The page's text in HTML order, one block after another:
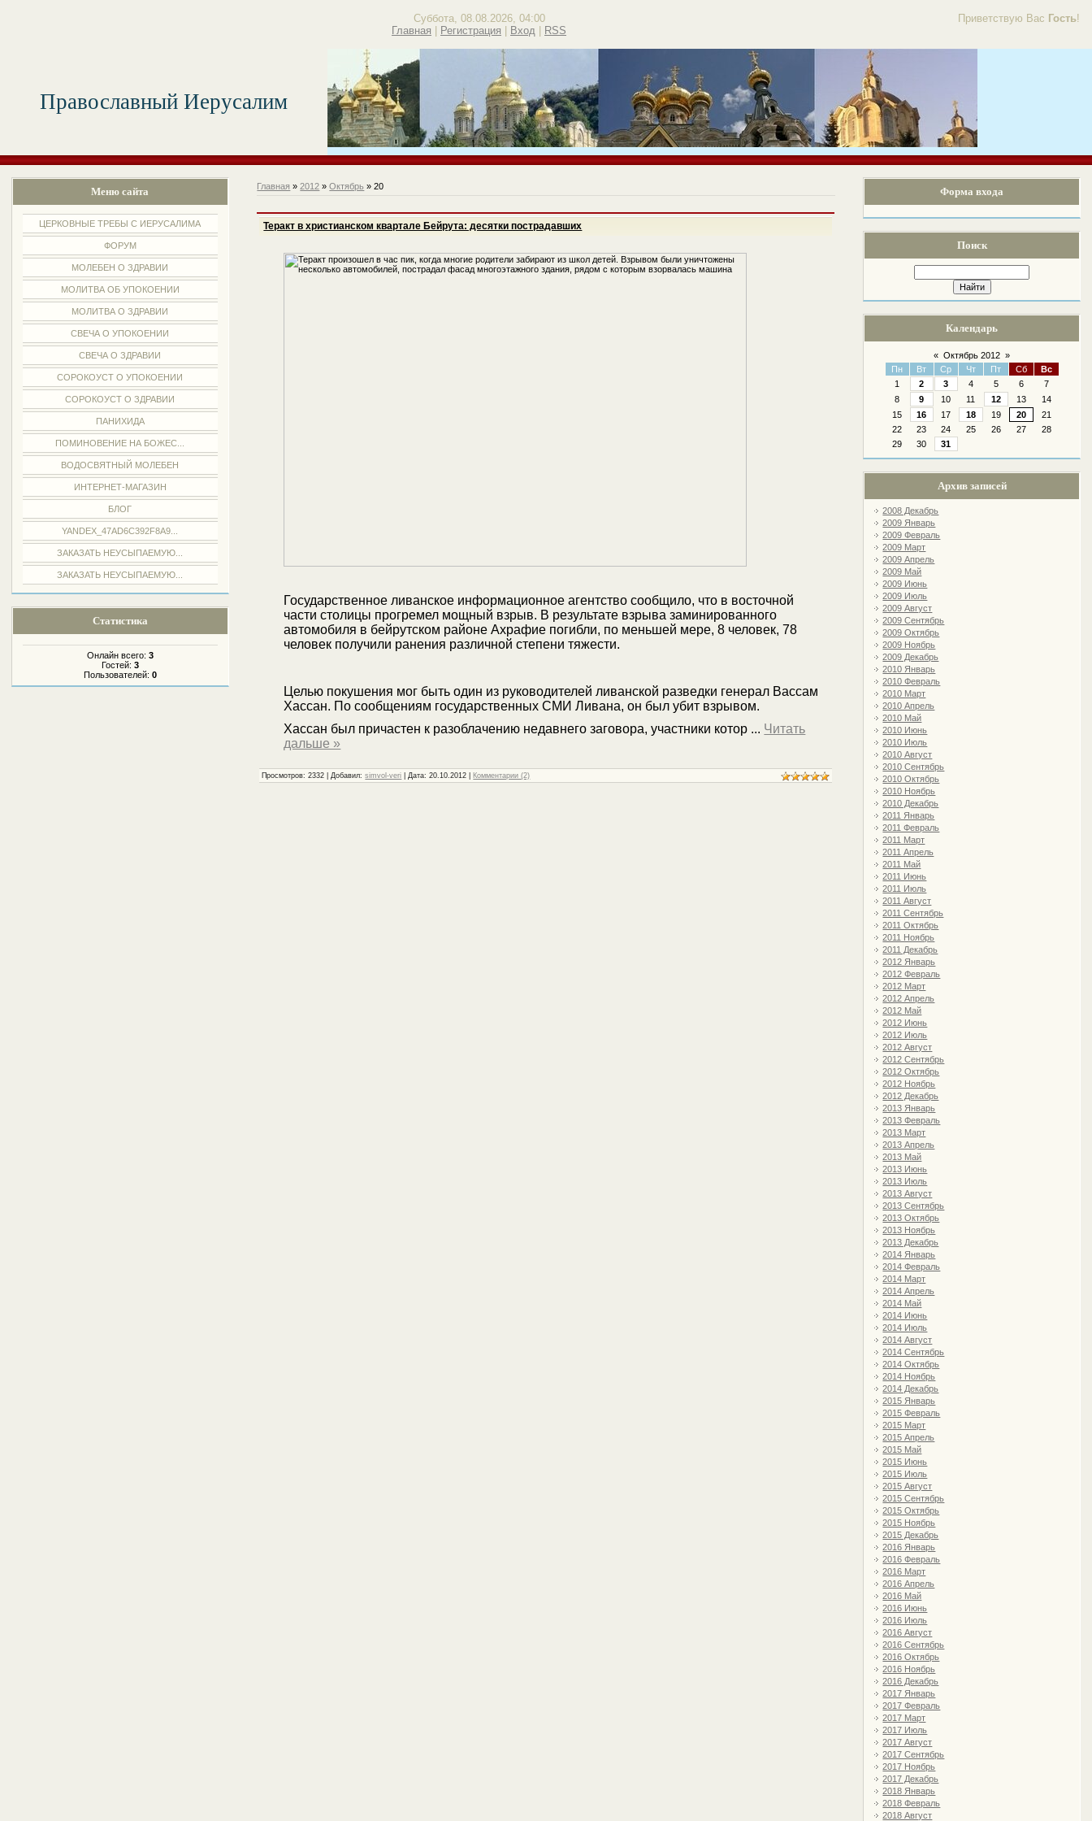
Приветствую Вас Гость!
Суббота, 08.08.2026, 04:00
Главная
Регистрация Вход RSS
Православный Иерусалим
Меню сайта
ЦЕРКОВНЫЕ ТРЕБЫ С ИЕРУСАЛИМА
ФОРУМ
МОЛЕБЕН О ЗДРАВИИ
МОЛИТВА ОБ УПОКОЕНИИ
МОЛИТВА О ЗДРАВИИ
СВЕЧА О УПОКОЕНИИ
СВЕЧА О ЗДРАВИИ
СОРОКОУСТ О УПОКОЕНИИ
СОРОКОУСТ О ЗДРАВИИ
ПАНИХИДА
ПОМИНОВЕНИЕ НА БОЖЕС...
ВОДОСВЯТНЫЙ МОЛЕБЕН
ИНТЕРНЕТ-МАГАЗИН
БЛОГ
YANDEX_47AD6C392F8A9...
ЗАКАЗАТЬ НЕУСЫПАЕМУЮ...
ЗАКАЗАТЬ НЕУСЫПАЕМУЮ...
Статистика
Онлайн всего: 3
Гостей: 3
Пользователей: 0
Форма входа
Поиск
Календарь
« Октябрь 2012 »
Пн
Вт Ср Чт Пт Сб
Вс
1
2 3 4 5 6
7
8
9 10 11 12 13
14
15
16 17 18 19 20
21
22
23 24 25 26 27
28
29
30 31
Архив записей
2008 Декабрь
2009 Январь
2009 Февраль
2009 Март
2009 Апрель
2009 Май
2009 Июнь
2009 Июль
2009 Август
2009 Сентябрь
2009 Октябрь
2009 Ноябрь
2009 Декабрь
2010 Январь
2010 Февраль
2010 Март
2010 Апрель
2010 Май
2010 Июнь
2010 Июль
2010 Август
2010 Сентябрь
2010 Октябрь
2010 Ноябрь
2010 Декабрь
2011 Январь
2011 Февраль
2011 Март
2011 Апрель
2011 Май
2011 Июнь
2011 Июль
2011 Август
2011 Сентябрь
2011 Октябрь
2011 Ноябрь
2011 Декабрь
2012 Январь
2012 Февраль
2012 Март
2012 Апрель
2012 Май
2012 Июнь
2012 Июль
2012 Август
2012 Сентябрь
2012 Октябрь
2012 Ноябрь
2012 Декабрь
2013 Январь
2013 Февраль
2013 Март
2013 Апрель
2013 Май
2013 Июнь
2013 Июль
2013 Август
2013 Сентябрь
2013 Октябрь
2013 Ноябрь
2013 Декабрь
2014 Январь
2014 Февраль
2014 Март
2014 Апрель
2014 Май
2014 Июнь
2014 Июль
2014 Август
2014 Сентябрь
2014 Октябрь
2014 Ноябрь
2014 Декабрь
2015 Январь
2015 Февраль
2015 Март
2015 Апрель
2015 Май
2015 Июнь
2015 Июль
2015 Август
2015 Сентябрь
2015 Октябрь
2015 Ноябрь
2015 Декабрь
2016 Январь
2016 Февраль
2016 Март
2016 Апрель
2016 Май
2016 Июнь
2016 Июль
2016 Август
2016 Сентябрь
2016 Октябрь
2016 Ноябрь
2016 Декабрь
2017 Январь
2017 Февраль
2017 Март
2017 Июль
2017 Август
2017 Сентябрь
2017 Ноябрь
2017 Декабрь
2018 Январь
2018 Февраль
2018 Август
Главная »2012 » Октябрь » 20
Теракт в христианском квартале Бейрута: десятки пострадавших
Государственное ливанское информационное агентство сообщило, что в восточной
части столицы прогремел мощный взрыв. В результате взрыва заминированного
автомобиля в бейрутском районе Ахрафие погибли, по меньшей мере, 8 человек, 78
человек получили ранения различной степени тяжести.
Целью покушения мог быть один из руководителей ливанской разведки генерал Вассам
Хассан. По сообщениям государственных СМИ Ливана, он был убит взрывом.
Хассан был причастен к разоблачению недавнего заговора, участники котор ... Читать
дальше »
Просмотров: 2332 | Добавил:simvol-veri | Дата:20.10.2012 Комментарии (2)